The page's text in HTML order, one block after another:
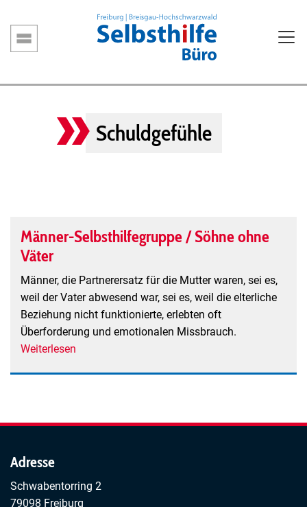
zum
Inhalt
Hauptnavigation
Schuldgefühle
Männer-Selbsthilfegruppe / Söhne ohne
Väter
Männer, die Partnerersatz für die Mutter waren, sei es,
weil der Vater abwesend war, sei es, weil die elterliche
Beziehung nicht funktionierte, erlebten oft
Überforderung und emotionalen Missbrauch.
Weiterlesen
Adresse
Schwabentorring 2
79098 Freiburg